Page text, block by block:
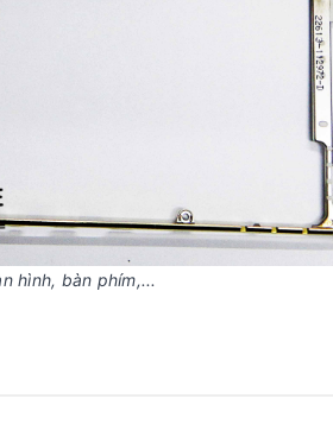
hình, bàn phím,...